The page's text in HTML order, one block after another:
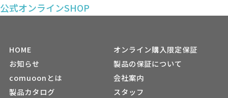
公式オンラインSHOP
HOME
お知らせ
comuoonとは
製品カタログ
オンライン購入限定保証
製品の保証について
会社案内
スタッフ